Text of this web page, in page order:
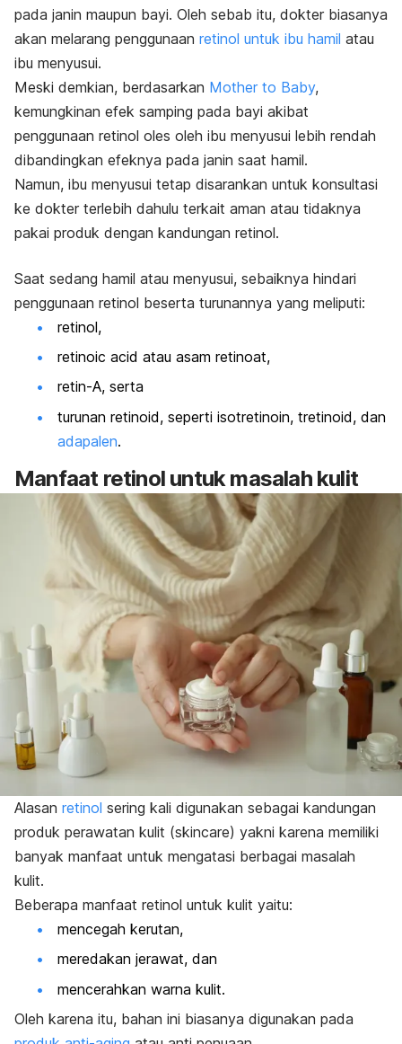
pada janin maupun bayi. Oleh sebab itu, dokter biasanya
akan melarang penggunaan retinol untuk ibu hamil atau
ibu menyusui.
Meski demkian, berdasarkan Mother to Baby,
kemungkinan efek samping pada bayi akibat
penggunaan retinol oles oleh ibu menyusui lebih rendah
dibandingkan efeknya pada janin saat hamil.
Namun, ibu menyusui tetap disarankan untuk konsultasi
ke dokter terlebih dahulu terkait aman atau tidaknya
pakai produk dengan kandungan retinol.
Saat sedang hamil atau menyusui, sebaiknya hindari
penggunaan retinol beserta turunannya yang meliputi:
retinol,
retinoic acid atau asam retinoat,
retin-A, serta
turunan retinoid, seperti isotretinoin, tretinoid, dan
adapalen.
Manfaat retinol untuk masalah kulit
Alasan retinol sering kali digunakan sebagai kandungan
produk perawatan kulit (skincare) yakni karena memiliki
banyak manfaat untuk mengatasi berbagai masalah
kulit.
Beberapa manfaat retinol untuk kulit yaitu:
mencegah kerutan,
meredakan jerawat, dan
mencerahkan warna kulit.
Oleh karena itu, bahan ini biasanya digunakan pada